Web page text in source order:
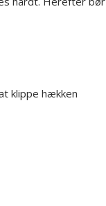
klippe hækken